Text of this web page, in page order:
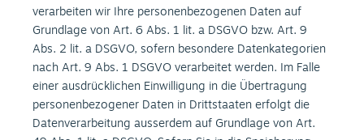
verarbeiten wir Ihre personenbezogenen Daten auf
Grundlage von Art. 6 Abs. 1 lit. a DSGVO bzw. Art. 9
Abs. 2 lit. a DSGVO, sofern besondere Datenkategorien
nach Art. 9 Abs. 1 DSGVO verarbeitet werden. Im Falle
einer ausdrücklichen Einwilligung in die Übertragung
personenbezogener Daten in Drittstaaten erfolgt die
Datenverarbeitung ausserdem auf Grundlage von Art.